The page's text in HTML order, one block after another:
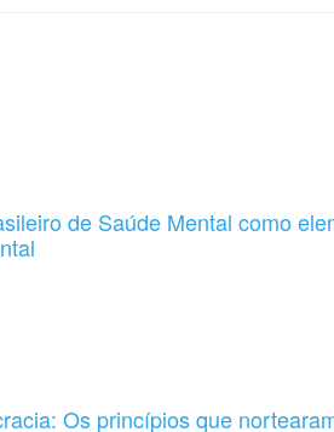
de Saúde Mental como
Os princípios que